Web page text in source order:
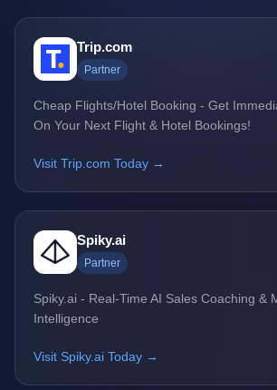
Trip.com
Partner
Cheap Flights/Hotel Booking - Get
On Your Next Flight & Hotel Bookings!
Visit Trip.com Today →
Spiky.ai
Partner
Spiky.ai - Real-Time AI Sales Coaching &
Intelligence
Visit Spiky.ai Today →